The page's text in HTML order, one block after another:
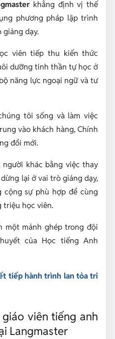
khẳng định vị thế
phương pháp lập trình
giảng dạy.
viên tiếp thu kiến thức
dưỡng tinh thần tự học ở
năng lực ngoại ngữ và tư
tôi sống và làm việc
vào khách hàng, Chính
đổi mới.
người khác bằng việc thay
lại ở vai trò giảng dạy,
sự phù hợp để cùng
triệu học viên.
một mảnh ghép trong đội
của Học tiếng Anh
tiếp hành trình lan tỏa tri
viên tiếng anh
Langmaster